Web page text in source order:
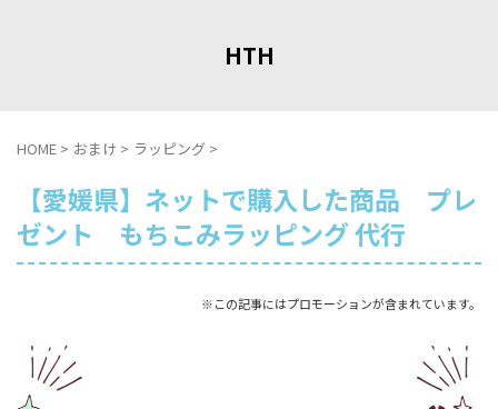
HTH
HOME > おまけ > ラッピング >
【愛媛県】ネットで購入した商品 プレ
ゼント もちこみラッピング 代行
※この記事にはプロモーションが含まれています。